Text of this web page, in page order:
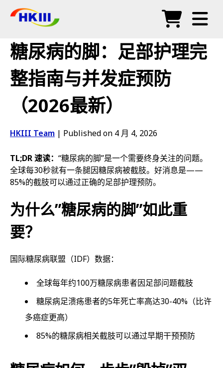
常见问题
博客
授权代理
商店
糖尿病的脚：足部护理完
整指南与并发症预防
（2026最新）
HKIII Team | Published on 4 月 4, 2026
TL;DR 速读： “糖尿病的脚”是一个需要终身关注的问题。
全球每30秒就有一条腿因糖尿病被截肢。好消息是——
85%的截肢可以通过正确的足部护理预防。
为什么”糖尿病的脚”如此重
要？
国际糖尿病联盟（IDF）数据：
全球每年约100万糖尿病患者因足部问题截肢
糖尿病足溃疡患者的5年死亡率高达30-40%（比许
多癌症更高）
85%的糖尿病相关截肢可以通过早期干预预防